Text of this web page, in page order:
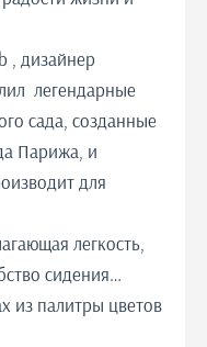
, дизайнер
легендарные
сада, созданные
Парижа, и
для
легкость,
сидения…
из палитры цветов